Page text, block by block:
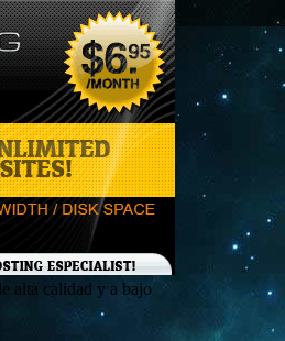
alta calidad y a bajo